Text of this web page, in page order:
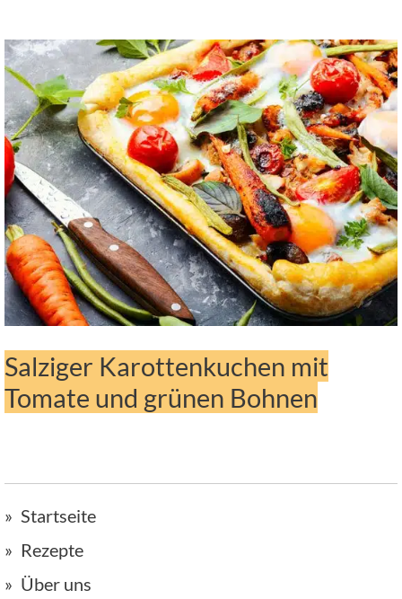
Salziger Karottenkuchen mit
Tomate und grünen Bohnen
Startseite
Rezepte
Über uns